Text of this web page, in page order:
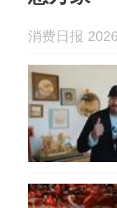
消费日报